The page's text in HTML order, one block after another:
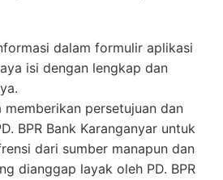
dalam formulir aplikasi
isi dengan lengkap dan
memberikan persetujuan dan
BPR Bank Karanganyar untuk
dari sumber manapun dan
dianggap layak oleh PD. BPR